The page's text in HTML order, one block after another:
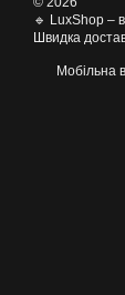
🔹 LuxShop –
Швидка
Мобільна